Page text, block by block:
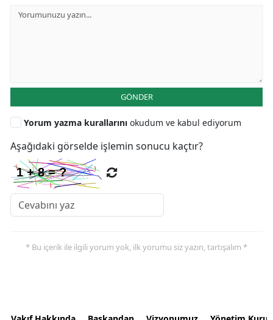
GÖNDER
Yorum yazma kurallarını okudum ve kabul ediyorum
Aşağıdaki görselde işlemin sonucu kaçtır?
* Bu içerik ile ilgili yorum yok, ilk yorumu siz yazın, tartışalım *